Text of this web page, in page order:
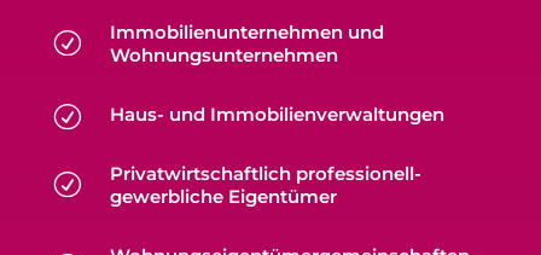
R
Immobilienunternehmen und
Wohnungsunternehmen
R Haus- und Immobilienverwaltungen
R
Privatwirtschaftlich professionell-
gewerbliche Eigentümer